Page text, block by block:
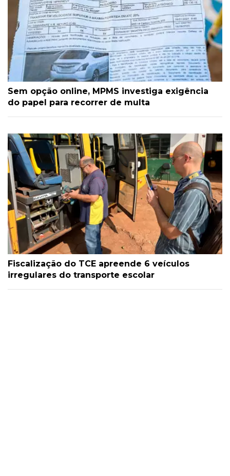
Sem opção online, MPMS investiga exigência
do papel para recorrer de multa
Fiscalização do TCE apreende 6 veículos
irregulares do transporte escolar